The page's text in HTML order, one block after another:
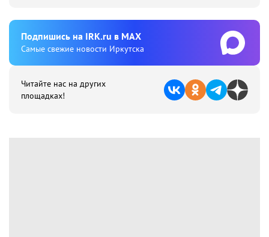
Подпишиcь на IRK.ru в MAX
Cамые свежие новости Иркутска
Читайте нас на других
площадках!